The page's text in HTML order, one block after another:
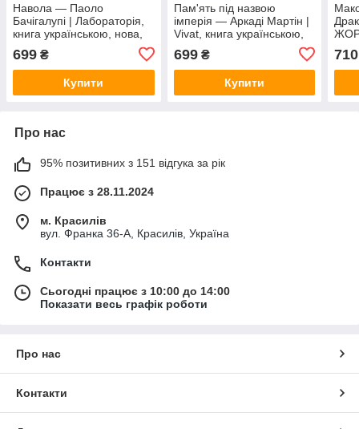
Навола — Паоло
Бачігалупі | Лабораторія,
книга українською, нова,
699 ₴
Купити
Пам'ять під назвою
імперія — Аркаді Мартін |
Vivat, книга українською,
699₴
Купити
710
Про нас
95% позитивних з 151 відгука за рік
Працює з 28.11.2024
м. Красилів
вул. Франка 36-А, Красилів, Україна
Контакти
Сьогодні працює з 10:00 до 14:00
Показати весь графік роботи
Про нас
Контакти